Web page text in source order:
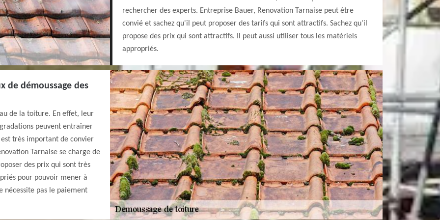
rechercher des experts. Entreprise Bauer, Renovation Tarnaise peut être
convié et sachez qu'il peut proposer des tarifs qui sont attractifs. Sachez qu'il
propose des prix qui sont attractifs. Il peut aussi utiliser tous les matériels
appropriés.
de démoussage des
de la toiture. En effet, leur
peuvent entraîner
très important de convier
Tarnaise se charge de
des prix qui sont très
pour pouvoir mener à
nécessite pas le paiement